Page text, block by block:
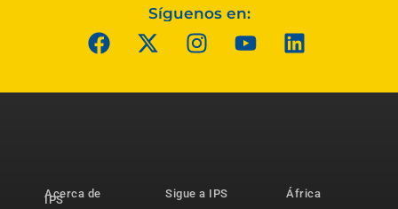
Síguenos en:
Acerca de
IPS
Sigue a IPS
África